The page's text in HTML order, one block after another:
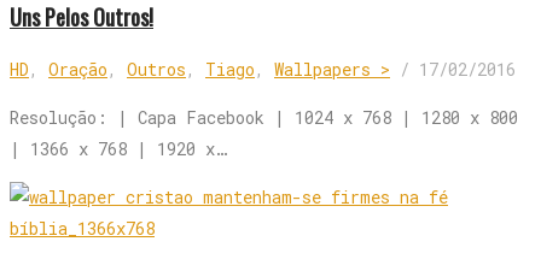
Uns Pelos Outros!
HD , Oração , Outros , Tiago , Wallpapers > / 17/02/2016
Resolução: | Capa Facebook | 1024 x 768 | 1280 x 800
| 1366 x 768 | 1920 x…